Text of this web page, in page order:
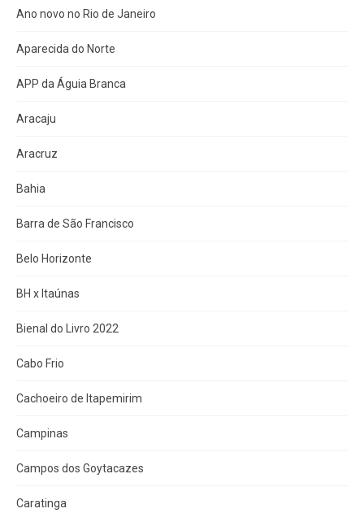
Ano novo no Rio de Janeiro
Aparecida do Norte
APP da Águia Branca
Aracaju
Aracruz
Bahia
Barra de São Francisco
Belo Horizonte
BH x Itaúnas
Bienal do Livro 2022
Cabo Frio
Cachoeiro de Itapemirim
Campinas
Campos dos Goytacazes
Caratinga